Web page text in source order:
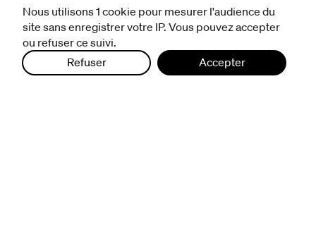
nous contacter
mentions légales et CGV
politique de protection des données
Nous utilisons 1 cookie pour mesurer l'audience du
site sans enregistrer votre IP. Vous pouvez accepter
ou refuser ce suivi.
Refuser
Accepter